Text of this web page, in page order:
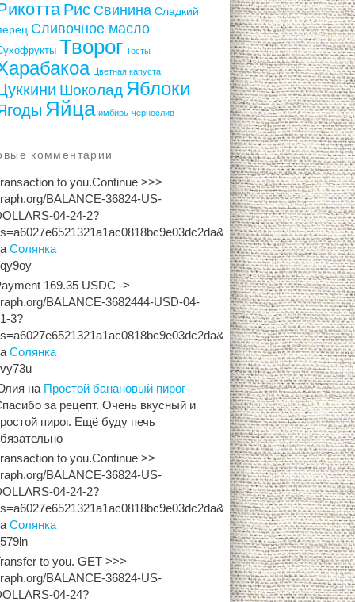
Рис Свинина Сладкий
Сливочное масло
Творог Тосты
Цветная капуста
Шоколад Яблоки
Яйца имбирь чернослив
комментарии
to you.Continue >>>
BALANCE-36824-US-
04-24-2?
Солянка
169.35 USDC ->
BALANCE-3682444-USD-04-
3?
Солянка
на Простой банановый пирог
за рецепт. Очень вкусный и
пирог. Ещё буду печь
to you.Continue >>
BALANCE-36824-US-
04-24-2?
Солянка
to you. GET >>>
BALANCE-36824-US-
04-24?